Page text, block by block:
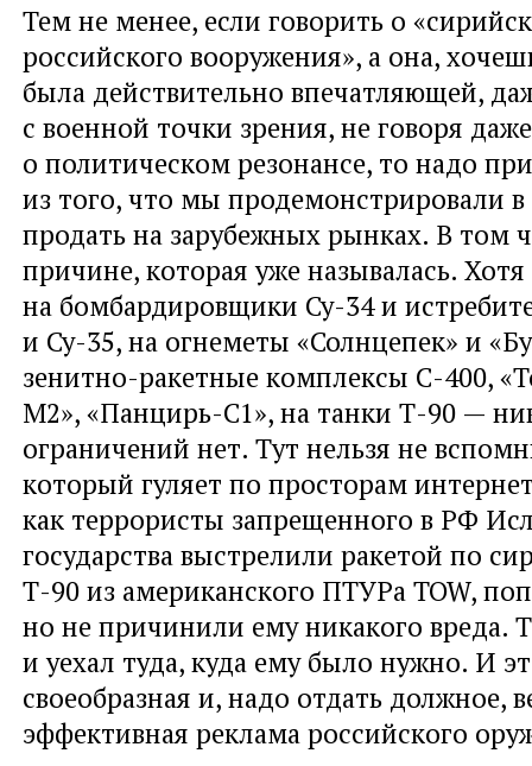
Тем не менее, если говорить о
российского вооружения», а она,
была действительно впечатляющей,
с военной точки зрения, не говоря даже
о политическом резонансе, то надо
из того, что мы продемонстрировали
продать на зарубежных рынках. В том
причине, которая уже называлась. Хотя
на бомбардировщики Су-34 и
и Су-35, на огнеметы «Солнцепек» и
зенитно-ракетные комплексы С-400,
М2», «Панцирь-С1», на танки Т-90 —
ограничений нет. Тут нельзя не
который гуляет по просторам
как террористы запрещенного в РФ
государства выстрелили ракетой по
Т-90 из американского ПТУРа TOW,
но не причинили ему никакого вреда.
и уехал туда, куда ему было нужно. И
своеобразная и, надо отдать должное,
эффективная реклама российского